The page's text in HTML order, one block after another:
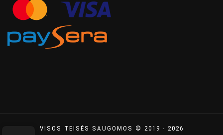
VISOS TEISĖS SAUGOMOS © 2019 - 2026